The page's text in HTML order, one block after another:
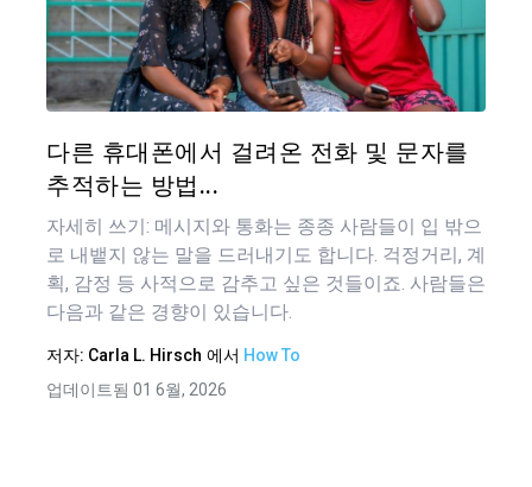
이 기
다른 휴대폰에서 걸려온 전화 및 문자를
추적하는 방법...
자세히 쓰기: 메시지와 통화는 종종 사람들이 입 밖으
로 내뱉지 않는 말을 드러내기도 합니다. 걱정거리, 계
획, 감정 등 사적으로 감추고 싶은 것들이죠. 사람들은
다음과 같은 경향이 있습니다.
저자: Carla L. Hirsch 에서 How To
업데이트됨 01 6월, 2026
색